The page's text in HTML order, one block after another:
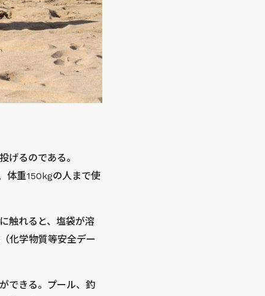
げるのである。
体重150kgの人まで使
触れると、塩袋が溶
化学物質等安全デー
できる。プール、釣